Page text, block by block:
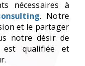
nécessaires à
. Notre
et le partager
notre désir de
est qualifiée et